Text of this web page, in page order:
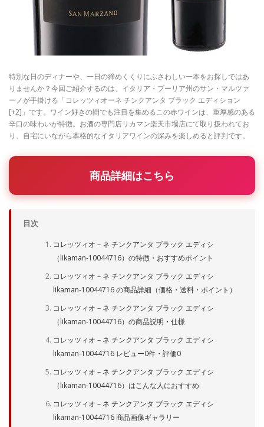
特別な日のディナーや、一日の締めくくりにふさわしい一本をお探しではあ
りませんか？今回ご紹介するのは、イタリア・プーリア州のサン・マルツァ
ーノが手掛ける「コレッツィオーネ チンクアンタ ブラック エディション
[+2]」です。ワイン好きの間でも注目を集めるこの赤ワインは、重厚感のある
辛口の味わいが特徴。お酒の専門店リカマン楽天市場店にて取り扱われてお
り、自宅にいながら本格的なイタリアワインの深みを楽しめると評判です。
商品詳細はこちら
目次
コレッツィオ－ネ チンクアンタ ブラック エディシ
（likaman-10044716）の特徴・おすすめポイント
コレッツィオ－ネ チンクアンタ ブラック エディシ
likaman-10044716 の商品詳細（価格・送料・ポイント）
コレッツィオ－ネ チンクアンタ ブラック エディシ
（likaman-10044716）の商品説明・仕様
コレッツィオ－ネ チンクアンタ ブラック エディシ
likaman-10044716 レビュー0件・評価0
コレッツィオ－ネ チンクアンタ ブラック エディシ
（likaman-10044716）はこんな人におすすめ
コレッツィオ－ネ チンクアンタ ブラック エディシ
likaman-10044716 商品画像ギャラリー